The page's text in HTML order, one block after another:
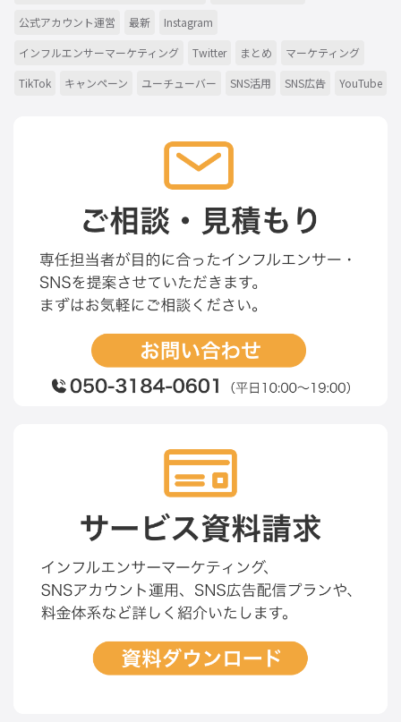
公式アカウント運営
最新
Instagram
インフルエンサーマーケティング
Twitter まとめ
マーケティング
TikTok
キャンペーン ユーチューバー SNS活用 SNS広告 YouTube